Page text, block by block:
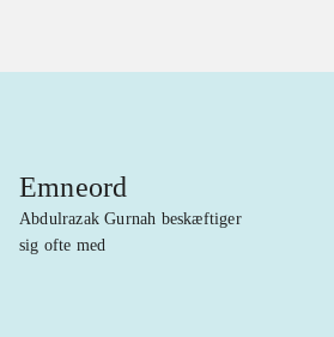
Emneord
Abdulrazak Gurnah beskæftiger
sig ofte med